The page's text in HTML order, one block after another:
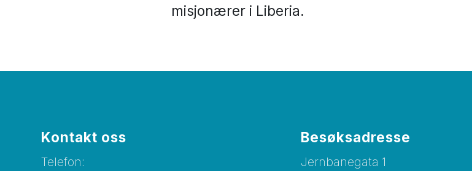
misjonærer i Liberia.
Kontakt oss
Telefon:
Besøksadresse
Jernbanegata 1